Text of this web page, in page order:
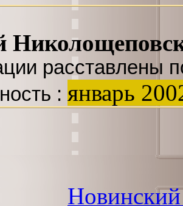
расставлены
: январь
Новинский